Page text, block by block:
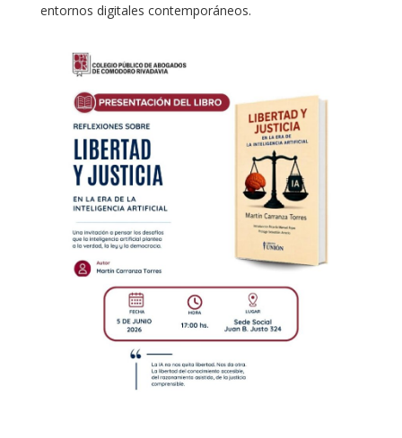
entornos digitales contemporáneos.